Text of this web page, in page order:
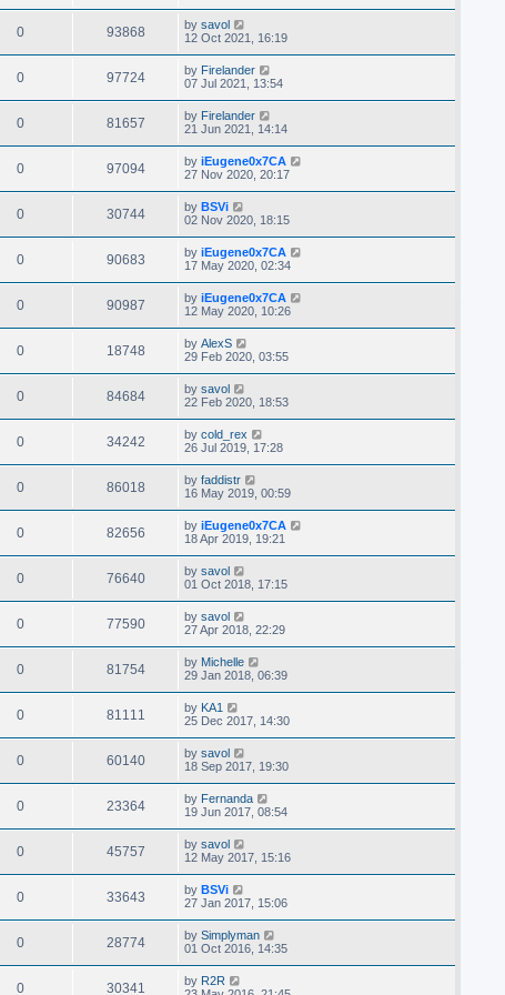
0 93868 by savol
12 Oct 2021, 16:19
0 97724 by Firelander
07 Jul 2021, 13:54
0 81657 by Firelander
21 Jun 2021, 14:14
0 97094 by iEugene0x7CA
27 Nov 2020, 20:17
0 30744 by BSVi
02 Nov 2020, 18:15
0 90683 by iEugene0x7CA
17 May 2020, 02:34
0 90987 by iEugene0x7CA
12 May 2020, 10:26
0 18748 by AlexS
29 Feb 2020, 03:55
0 84684 by savol
22 Feb 2020, 18:53
0 34242 by cold_rex
26 Jul 2019, 17:28
0 86018 by faddistr
16 May 2019, 00:59
0 82656 by iEugene0x7CA
18 Apr 2019, 19:21
0 76640 by savol
01 Oct 2018, 17:15
0 77590 by savol
27 Apr 2018, 22:29
0 81754 by Michelle
29 Jan 2018, 06:39
0 81111 by KA1
25 Dec 2017, 14:30
0 60140 by savol
18 Sep 2017, 19:30
0 23364 by Fernanda
19 Jun 2017, 08:54
0 45757 by savol
12 May 2017, 15:16
0 33643 by BSVi
27 Jan 2017, 15:06
0 28774 by Simplyman
01 Oct 2016, 14:35
0 30341 by R2R